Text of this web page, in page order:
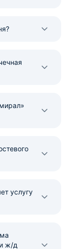
услугу
ж/д